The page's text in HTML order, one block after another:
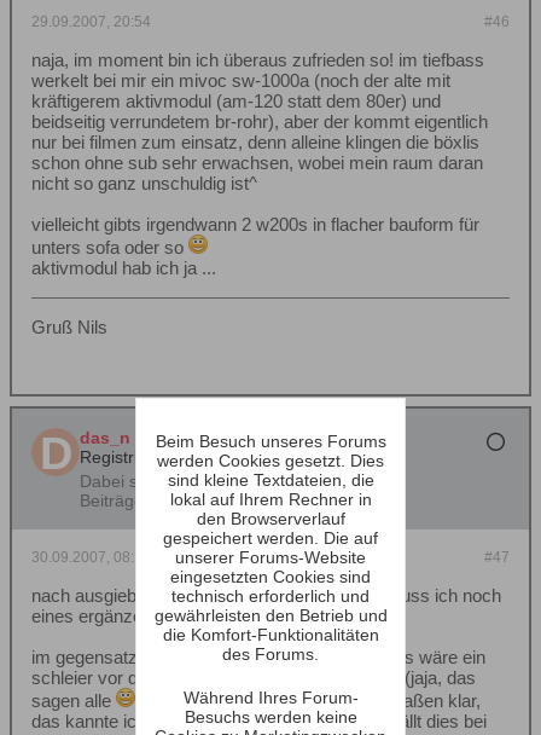
#46
29.09.2007, 20:54
naja, im moment bin ich überaus zufrieden so! im tiefbass
werkelt bei mir ein mivoc sw-1000a (noch der alte mit
kräftigerem aktivmodul (am-120 statt dem 80er) und
beidseitig verrundetem br-rohr), aber der kommt eigentlich
nur bei filmen zum einsatz, denn alleine klingen die böxlis
schon ohne sub sehr erwachsen, wobei mein raum daran
nicht so ganz unschuldig ist^
vielleicht gibts irgendwann 2 w200s in flacher bauform für
unters sofa oder so
aktivmodul hab ich ja ...
Gruß Nils
das_n
Registrierter Benutzer
Dabei seit:
09.08.2007
Beiträge:
325
#47
30.09.2007, 08:19
nach ausgiebigen probehören gestern abend muss ich noch
eines ergänzen:
im gegensatz zu meinen alten cantons ist es, als wäre ein
schleier vor den boxen weggenommen worden (jaja, das
sagen alle
). weibliche stimmen klingen dermaßen klar,
das kannte ich vorher noch nicht. am meisten fällt dies bei
Beim Besuch unseres Forums
werden Cookies gesetzt. Dies
sind kleine Textdateien, die
lokal auf Ihrem Rechner in
den Browserverlauf
gespeichert werden. Die auf
unserer Forums-Website
eingesetzten Cookies sind
technisch erforderlich und
gewährleisten den Betrieb und
die Komfort-Funktionalitäten
des Forums.
Während Ihres Forum-
Besuchs werden keine